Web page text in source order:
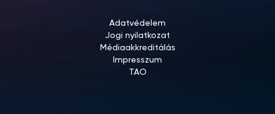
Adatvédelem
Jogi nyilatkozat
Médiaakkreditálás
Impresszum
TAO